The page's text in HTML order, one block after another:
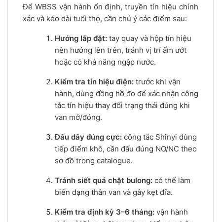
Để WBSS vận hành ổn định, truyền tín hiệu chính
xác và kéo dài tuổi thọ, cần chú ý các điểm sau:
Hướng lắp đặt:tay quay và hộp tín hiệu
nên hướng lên trên, tránh vị trí ẩm ướt
hoặc có khả năng ngập nước.
Kiểm tra tín hiệu điện:trước khi vận
hành, dùng đồng hồ đo để xác nhận công
tắc tín hiệu thay đổi trạng thái đúng khi
van mở/đóng.
Đấu dây đúng cực:công tắc Shinyi dùng
tiếp điểm khô, cần đấu đúng NO/NC theo
sơ đồ trong catalogue.
Tránh siết quá chặt bulong:có thể làm
biến dạng thân van và gây kẹt đĩa.
Kiểm tra định kỳ 3–6 tháng:vận hành